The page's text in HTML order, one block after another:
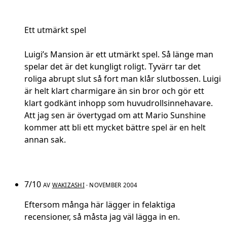
Ett utmärkt spel
Luigi’s Mansion är ett utmärkt spel. Så länge man
spelar det är det kungligt roligt. Tyvärr tar det
roliga abrupt slut så fort man klår slutbossen. Luigi
är helt klart charmigare än sin bror och gör ett
klart godkänt inhopp som huvudrollsinnehavare.
Att jag sen är övertygad om att Mario Sunshine
kommer att bli ett mycket bättre spel är en helt
annan sak.
7/10 AV WAKIZASHI· NOVEMBER 2004
Eftersom många här lägger in felaktiga
recensioner, så måsta jag väl lägga in en.